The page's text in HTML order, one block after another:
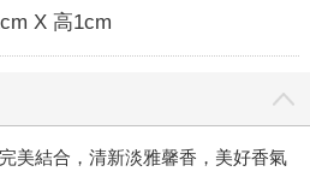
X 高1cm
美結合，清新淡雅馨香，美好香氣